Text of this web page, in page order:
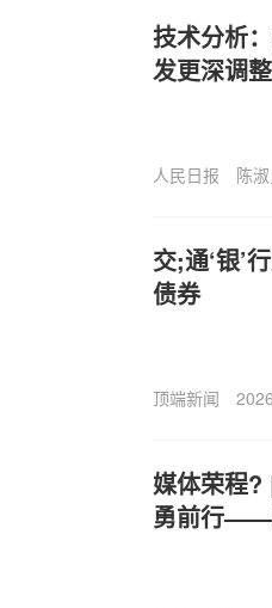
技术分析
发更深调整
人民日报 陈
交;通‘银’
债券
顶端新闻
媒体荣程?
勇前行——